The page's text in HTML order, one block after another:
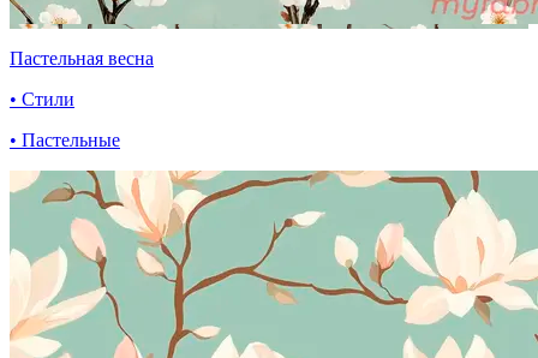
Пастельная весна
• Стили
• Пастельные